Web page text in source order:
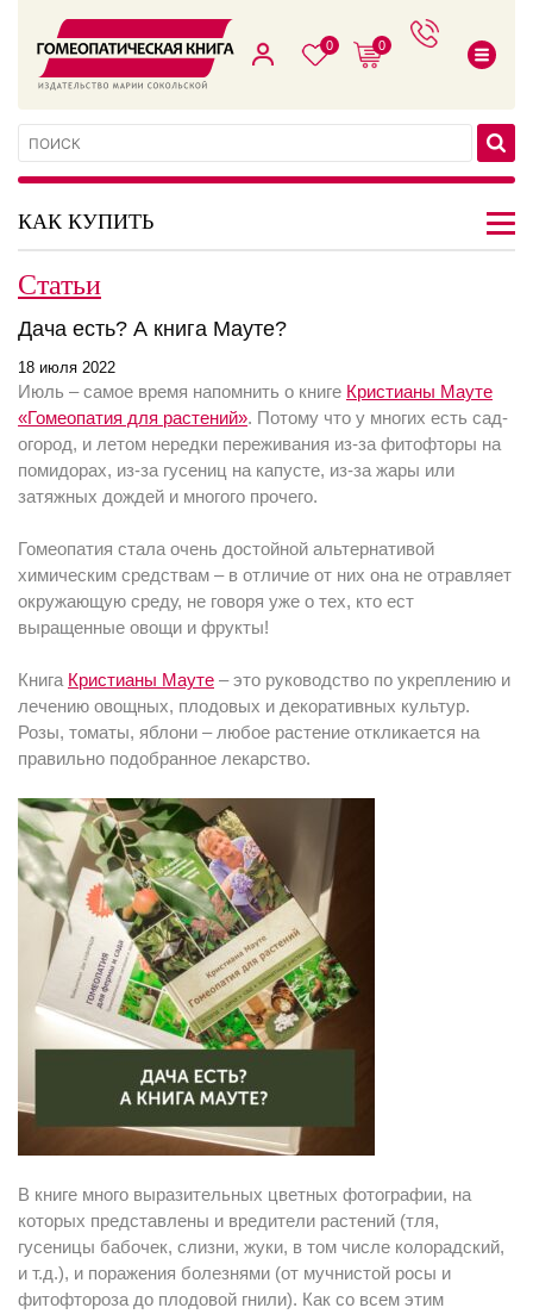
0 0
КАК КУПИТЬ
Статьи
Дача есть? А книга Мауте?
18 июля 2022
Июль – самое время напомнить о книге Кристианы Мауте
«Гомеопатия для растений». Потому что у многих есть сад-
огород, и летом нередки переживания из-за фитофторы на
помидорах, из-за гусениц на капусте, из-за жары или
затяжных дождей и многого прочего.
Гомеопатия стала очень достойной альтернативой
химическим средствам – в отличие от них она не отравляет
окружающую среду, не говоря уже о тех, кто ест
выращенные овощи и фрукты!
Книга Кристианы Мауте – это руководство по укреплению и
лечению овощных, плодовых и декоративных культур.
Розы, томаты, яблони – любое растение откликается на
правильно подобранное лекарство.
В книге много выразительных цветных фотографии, на
которых представлены и вредители растений (тля,
гусеницы бабочек, слизни, жуки, в том числе колорадский,
и т.д.), и поражения болезнями (от мучнистой росы и
фитофтороза до плодовой гнили). Как со всем этим